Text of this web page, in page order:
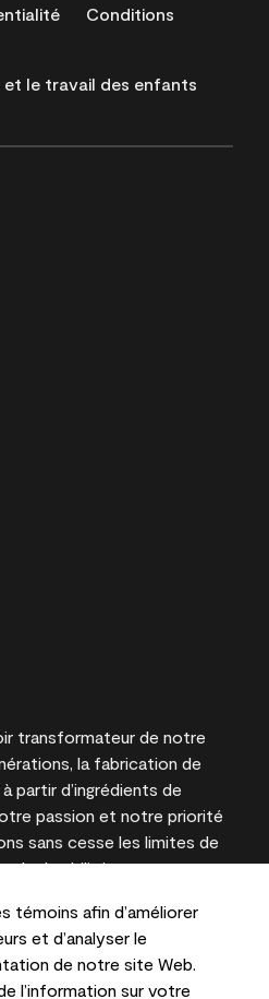
témoins afin d’améliorer
et d’analyser le
de notre site Web.
l’information sur votre
Conditions
le travail des enfants
transformateur de notre
la fabrication de
partir d’ingrédients de
passion et notre priorité
sans cesse les limites de
la durabilité pour